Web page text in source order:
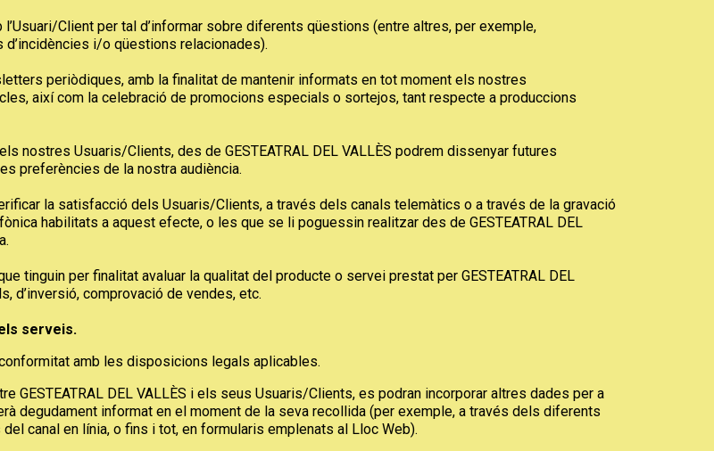
l’Usuari/Client per tal d’informar sobre diferents qüestions (entre altres, per exemple,
d’incidències i/o qüestions relacionades).
periòdiques, amb la finalitat de mantenir informats en tot moment els nostres
així com la celebració de promocions especials o sortejos, tant respecte a produccions
nostres Usuaris/Clients, des de GESTEATRAL DEL VALLÈS podrem dissenyar futures
preferències de la nostra audiència.
la satisfacció dels Usuaris/Clients, a través dels canals telemàtics o a través de la gravació
habilitats a aquest efecte, o les que se li poguessin realitzar des de GESTEATRAL DEL
tinguin per finalitat avaluar la qualitat del producte o servei prestat per GESTEATRAL DEL
d’inversió, comprovació de vendes, etc.
serveis.
amb les disposicions legals aplicables.
GESTEATRAL DEL VALLÈS i els seus Usuaris/Clients, es podran incorporar altres dades per a
degudament informat en el moment de la seva recollida (per exemple, a través dels diferents
canal en línia, o fins i tot, en formularis emplenats al Lloc Web).